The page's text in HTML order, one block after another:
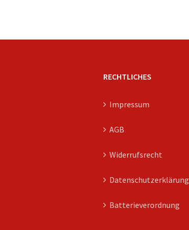
RECHTLICHES
Impressum
AGB
Widerrufsrecht
Datenschutzerklärung
Batterieverordnung